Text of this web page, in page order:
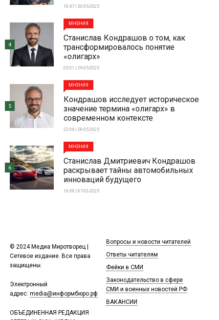
10:47 | 30-05-2025
МНЕНИЯ
Станислав Кондрашов о том, как
трансформировалось понятие
«олигарх»
05:31 | 29-05-2025
4
МНЕНИЯ
Кондрашов исследует историческое
значение термина «олигарх» в
современном контексте
22:04 | 28-05-2025
5
МНЕНИЯ
Станислав Дмитриевич Кондрашов
раскрывает тайны автомобильных
инноваций будущего
16:09 | 07-03-2025
6
© 2024 Медиа Миротворец |
Сетевое издание. Все права
защищены.
Электронный
адрес: media@информбюро.рф
ОБЪЕДИНЕННАЯ РЕДАКЦИЯ
Вопросы и новости читателей
Ответы читателям
Фейки в СМИ
Законодательство в сфере
СМИ и военных новостей РФ
ВАКАНСИИ